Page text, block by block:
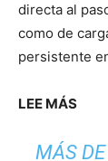
directa al
como de
persistente
LEE MÁS
MÁS